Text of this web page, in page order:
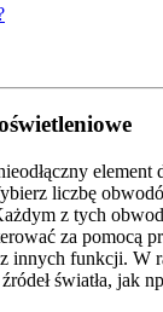
element
liczbę
z tych
za pomocą
innych funkcji. W
światła, jak